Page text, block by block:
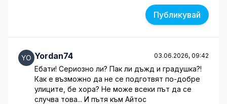
Публикувай
Yordan74 03.06.2026, 09:42
Ебати! Сериозно ли? Пак ли дъжд и градушка?!
Как е възможно да не се подготвят по-добре
улиците, бе хора? Не може всеки път да се
случва това... И пътя към Айтос